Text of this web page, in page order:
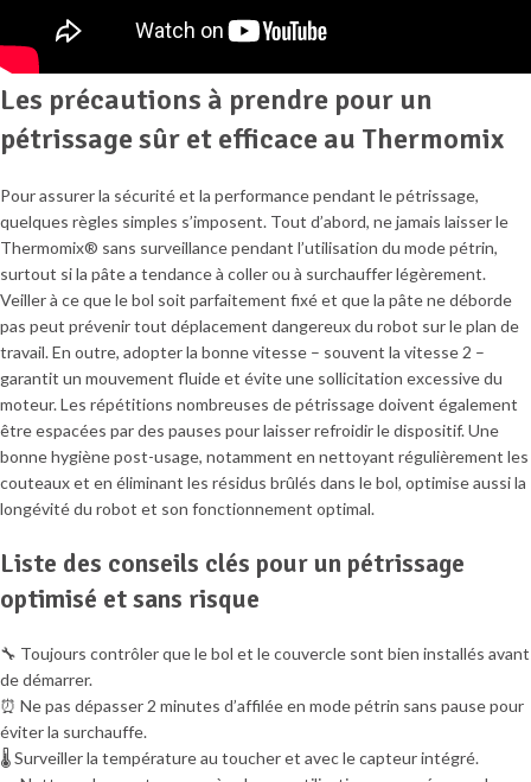
Les précautions à prendre pour un
pétrissage sûr et efficace au Thermomix
Pour assurer la sécurité et la performance pendant le pétrissage,
quelques règles simples s’imposent. Tout d’abord, ne jamais laisser le
Thermomix® sans surveillance pendant l’utilisation du mode pétrin,
surtout si la pâte a tendance à coller ou à surchauffer légèrement.
Veiller à ce que le bol soit parfaitement fixé et que la pâte ne déborde
pas peut prévenir tout déplacement dangereux du robot sur le plan de
travail. En outre, adopter la bonne vitesse – souvent la vitesse 2 –
garantit un mouvement fluide et évite une sollicitation excessive du
moteur. Les répétitions nombreuses de pétrissage doivent également
être espacées par des pauses pour laisser refroidir le dispositif. Une
bonne hygiène post-usage, notamment en nettoyant régulièrement les
couteaux et en éliminant les résidus brûlés dans le bol, optimise aussi la
longévité du robot et son fonctionnement optimal.
Liste des conseils clés pour un pétrissage
optimisé et sans risque
🔧 Toujours contrôler que le bol et le couvercle sont bien installés avant
de démarrer.
⏰ Ne pas dépasser 2 minutes d’affilée en mode pétrin sans pause pour
éviter la surchauffe.
🌡️ Surveiller la température au toucher et avec le capteur intégré.